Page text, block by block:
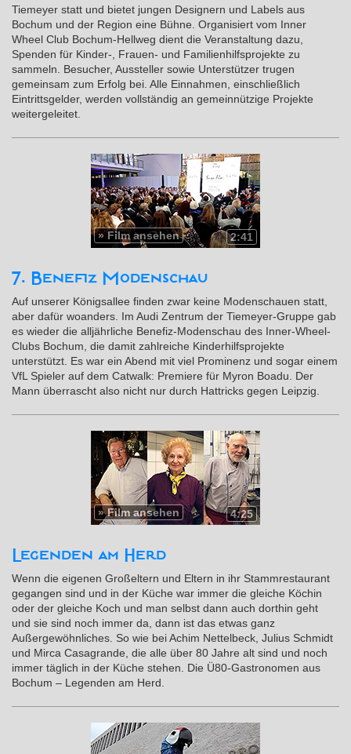
Tiemeyer statt und bietet jungen Designern und Labels aus
Bochum und der Region eine Bühne. Organisiert vom Inner
Wheel Club Bochum-Hellweg dient die Veranstaltung dazu,
Spenden für Kinder-, Frauen- und Familienhilfsprojekte zu
sammeln. Besucher, Aussteller sowie Unterstützer trugen
gemeinsam zum Erfolg bei. Alle Einnahmen, einschließlich
Eintrittsgelder, werden vollständig an gemeinnützige Projekte
weitergeleitet.
2:41
»Film ansehen
7. Benefiz Modenschau
Auf unserer Königsallee finden zwar keine Modenschauen statt,
aber dafür woanders. Im Audi Zentrum der Tiemeyer-Gruppe gab
es wieder die alljährliche Benefiz-Modenschau des Inner-Wheel-
Clubs Bochum, die damit zahlreiche Kinderhilfsprojekte
unterstützt. Es war ein Abend mit viel Prominenz und sogar einem
VfL Spieler auf dem Catwalk: Premiere für Myron Boadu. Der
Mann überrascht also nicht nur durch Hattricks gegen Leipzig.
4:25
»Film ansehen
Legenden am Herd
Wenn die eigenen Großeltern und Eltern in ihr Stammrestaurant
gegangen sind und in der Küche war immer die gleiche Köchin
oder der gleiche Koch und man selbst dann auch dorthin geht
und sie sind noch immer da, dann ist das etwas ganz
Außergewöhnliches. So wie bei Achim Nettelbeck, Julius Schmidt
und Mirca Casagrande, die alle über 80 Jahre alt sind und noch
immer täglich in der Küche stehen. Die Ü80-Gastronomen aus
Bochum – Legenden am Herd.